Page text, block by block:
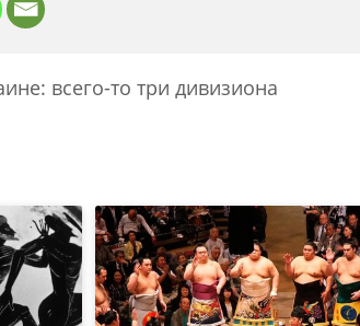
всего-то три дивизиона